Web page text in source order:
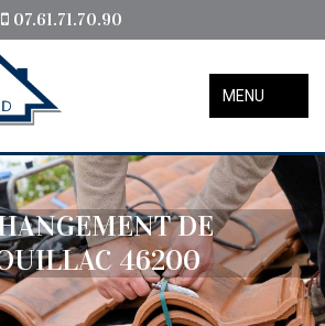
07.61.71.70.90
MENU
DE
46200